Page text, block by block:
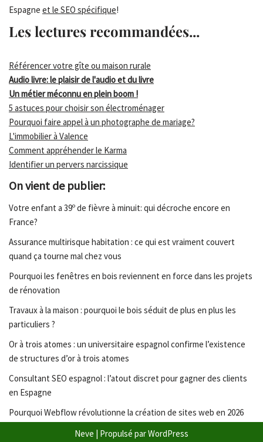
Espagne et le SEO spécifique!
Les lectures recommandées...
Référencer votre gîte ou maison rurale
Audio livre: le plaisir de l'audio et du livre
Un métier méconnu en plein boom !
5 astuces pour choisir son électroménager
Pourquoi faire appel à un photographe de mariage?
L'immobilier à Valence
Comment appréhender le Karma
Identifier un pervers narcissique
On vient de publier:
Votre enfant a 39º de fièvre à minuit: qui décroche encore en
France?
Assurance multirisque habitation : ce qui est vraiment couvert
quand ça tourne mal chez vous
Pourquoi les fenêtres en bois reviennent en force dans les projets
de rénovation
Travaux à la maison : pourquoi le bois séduit de plus en plus les
particuliers ?
Or à trois atomes : un universitaire espagnol confirme l’existence
de structures d’or à trois atomes
Consultant SEO espagnol : l’atout discret pour gagner des clients
en Espagne
Pourquoi Webflow révolutionne la création de sites web en 2026
Neve | Propulsé parWordPress